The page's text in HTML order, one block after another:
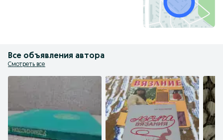
Все объявления автора
Смотреть все